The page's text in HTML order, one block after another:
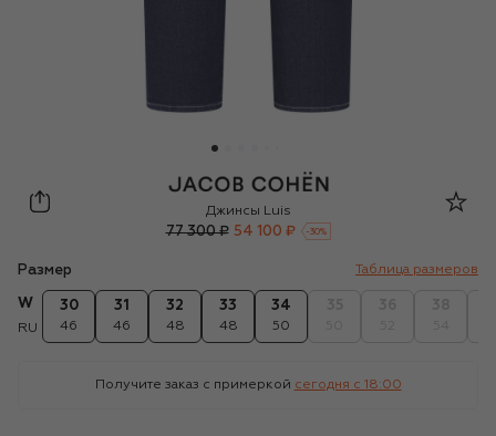
Jacob Cohen
Джинсы Luis
77 300 ₽ 54 100 ₽ -30%
Размер Таблица размеров
W
RU
30
46
31
46
32
48
33
48
34
50
Получите заказ с примеркой сегодня c 18:00